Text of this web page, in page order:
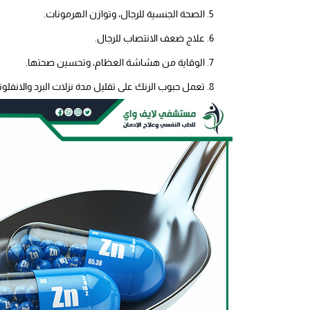
الصحة الجنسية للرجال، وتوازن الهرمونات.
علاج ضعف الانتصاب للرجال.
الوقاية من هشاشة العظام، وتحسين صحتها.
تعمل حبوب الزنك على تقليل مدة نزلات البرد